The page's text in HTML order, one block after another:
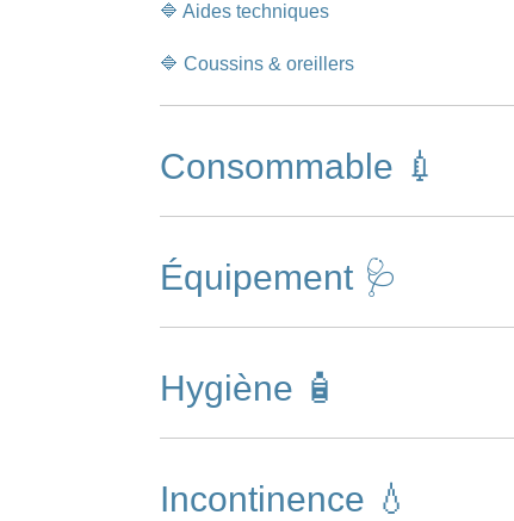
🔷 Aides techniques
🔷 Coussins & oreillers
Consommable 💉
Équipement 🩺
Hygiène 🧴
Incontinence 💧